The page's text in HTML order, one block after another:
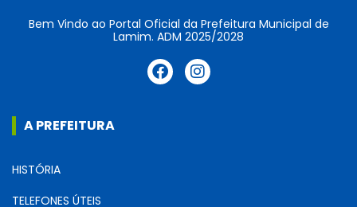
Bem Vindo ao Portal Oficial da Prefeitura Municipal de
Lamim. ADM 2025/2028
A PREFEITURA
HISTÓRIA
TELEFONES ÚTEIS